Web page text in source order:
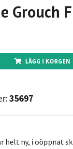
Grouch
LÄGG I KORGEN
35697
helt ny, i oöppnat